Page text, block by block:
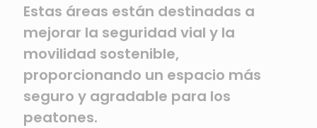
Estas áreas están destinadas a
mejorar la seguridad vial y la
movilidad sostenible,
proporcionando un espacio más
seguro y agradable para los
peatones.